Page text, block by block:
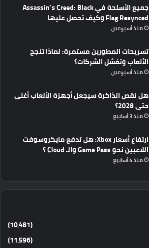
جميع الأسلحة في Assassin’s Creed: Black
Flag Resynced وكيف تحصل عليها
منذ أسبوعين
تسريحات المطورين مستمرة: لماذا تنجح
الألعاب وتفشل الشركات؟
منذ أسبوعين
هل نقص الذاكرة سيجعل أجهزة الألعاب أغلى
حتى 2028؟
منذ 3 أسابيع
ارتفاع أسعار Xbox: هل تدفع مايكروسوفت
اللاعبين نحو Game Pass والـ Cloud ؟
منذ 4 أسابيع
(10٬481)
(11٬596)